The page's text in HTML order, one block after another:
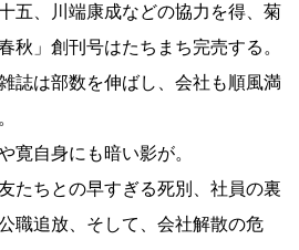
五、川端康成などの協力を得、菊
秋」創刊号はたちまち完売する。
誌は部数を伸ばし、会社も順風満
自身にも暗い影が。
たちとの早すぎる死別、社員の裏
職追放、そして、会社解散の危